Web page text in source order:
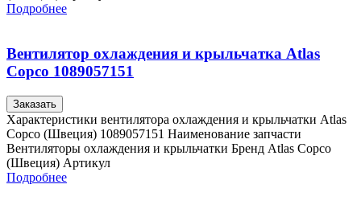
Подробнее
Вентилятор охлаждения и крыльчатка Atlas
Copco 1089057151
Заказать
Характеристики вентилятора охлаждения и крыльчатки Atlas
Copco (Швеция) 1089057151 Наименование запчасти
Вентиляторы охлаждения и крыльчатки Бренд Atlas Copco
(Швеция) Артикул
Подробнее